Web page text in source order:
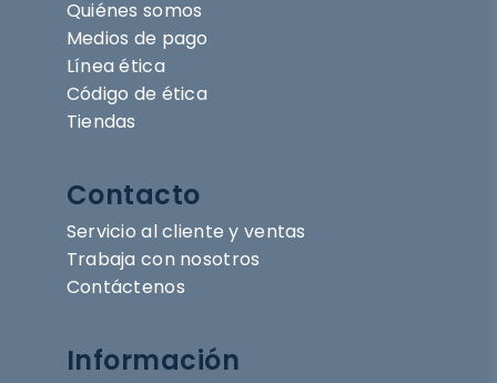
Quiénes somos
Medios de pago
Línea ética
Código de ética
Tiendas
Contacto
Servicio al cliente y ventas
Trabaja con nosotros
Contáctenos
Información